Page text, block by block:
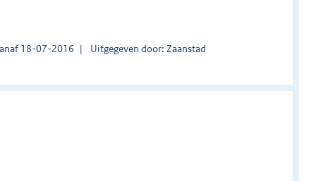
18-07-2016 Uitgegeven door: Zaanstad